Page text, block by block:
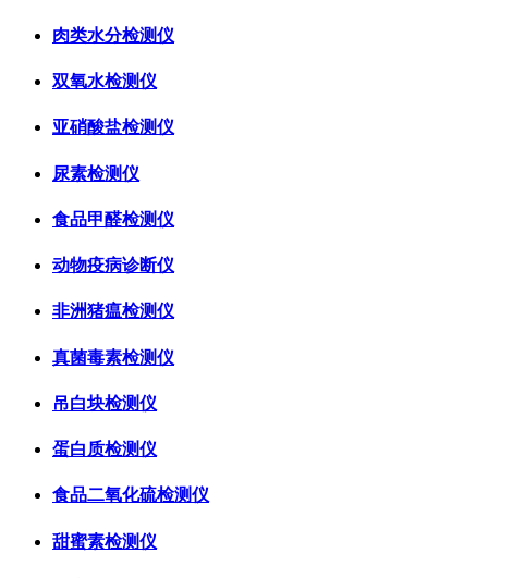
肉类水分检测仪
双氧水检测仪
亚硝酸盐检测仪
尿素检测仪
食品甲醛检测仪
动物疫病诊断仪
非洲猪瘟检测仪
真菌毒素检测仪
吊白块检测仪
蛋白质检测仪
食品二氧化硫检测仪
甜蜜素检测仪